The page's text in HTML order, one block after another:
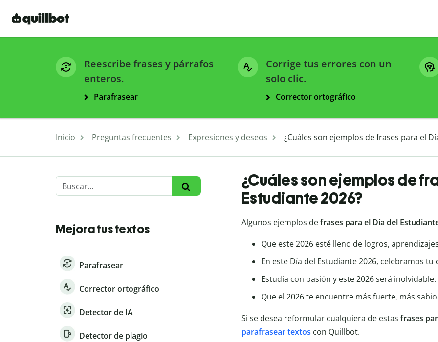
Reescribe frases y párrafos
enteros.
Parafrasear
Corrige tus errores con un
solo clic.
Corrector ortográfico
Inicio Preguntas frecuentes Expresiones y deseos ¿Cuáles son ejemplos de frases para el
Mejora tus textos
Parafrasear
Corrector ortográfico
Detector de IA
Detector de plagio
¿Cuáles son ejemplos de
Estudiante 2026?
Algunos ejemplos defrases para el Día del
Que este 2026 esté lleno de logros,
En este Día del Estudiante 2026, celebramos
Estudia con pasión y este 2026 será inolvidable.
Que el 2026 te encuentre más fuerte, más
Si se desea reformular cualquiera de estas frases
parafrasear textos con Quillbot.